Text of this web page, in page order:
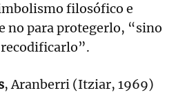
filosófico e
no para protegerlo, “sino
, Aranberri (Itziar, 1969)